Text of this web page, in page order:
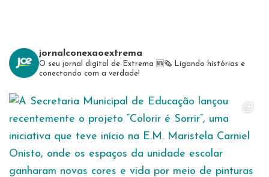
jornalconexaoextrema
O seu jornal digital de Extrema 🆕️🗞 Ligando histórias e
conectando com a verdade!